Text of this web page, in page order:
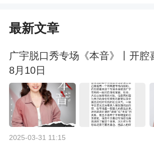
最新文章
广宇脱口秀专场《本音》丨开腔
8月10日
2025-03-31 11:15